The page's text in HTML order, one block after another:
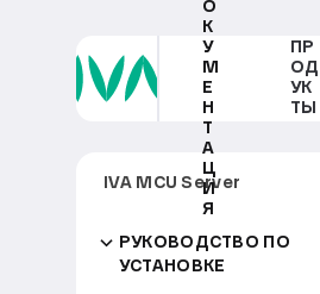
О
К
У
М
Е
Н
Т
А
Ц
И
Я
ПР
ОД
УК
ТЫ
IVA MCU Server
РУКОВОДСТВО ПО
УСТАНОВКЕ